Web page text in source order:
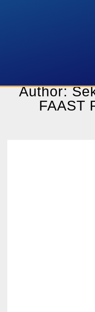
Author:
FAAST